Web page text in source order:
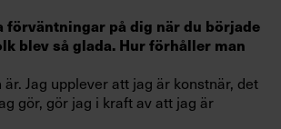
för
förväntningar på dig när du började
blev så glada. Hur förhåller man
Jag upplever att jag är konstnär, det
gör, gör jag i kraft av att jag är